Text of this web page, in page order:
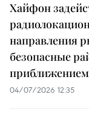
Хайфон
направления
безопасные
04/07/2026 12:35